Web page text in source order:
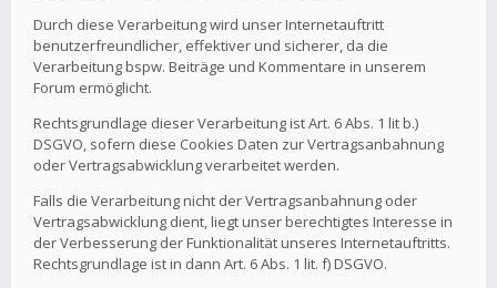
Durch diese Verarbeitung wird unser Internetauftritt
benutzerfreundlicher, effektiver und sicherer, da die
Verarbeitung bspw. Beiträge und Kommentare in unserem
Forum ermöglicht.
Rechtsgrundlage dieser Verarbeitung ist Art. 6 Abs. 1 lit b.)
DSGVO, sofern diese Cookies Daten zur Vertragsanbahnung
oder Vertragsabwicklung verarbeitet werden.
Falls die Verarbeitung nicht der Vertragsanbahnung oder
Vertragsabwicklung dient, liegt unser berechtigtes Interesse in
der Verbesserung der Funktionalität unseres Internetauftritts.
Rechtsgrundlage ist in dann Art. 6 Abs. 1 lit. f) DSGVO.